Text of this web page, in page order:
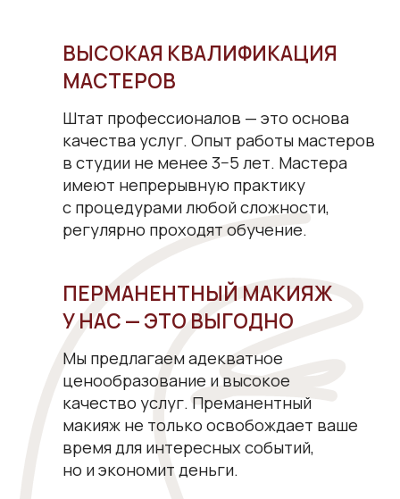
Студия рассположена в самом центре
сервис и располагающую атмосферу.
ЗАПИСАТЬСЯ
28 000+
СЧАСТЛИВЫХ
КЛИЕНТОВ
10 лет
ПОДЧЁРКИВАЕМ
ВАШУ КРАСОТУ